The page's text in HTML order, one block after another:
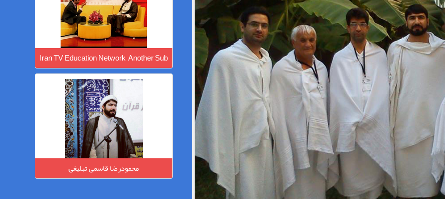
Iran TV Education Network, Another Sub
Program, Martyrdom of Hazrat Zahra-s
-محمودرضا قاسمی
محمودرضا قاسمی تبلیغی